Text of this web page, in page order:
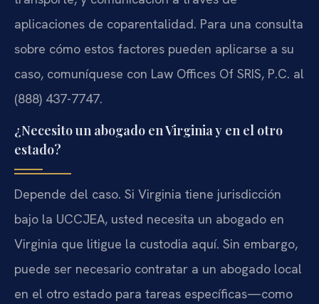
aplicaciones de coparentalidad. Para una consulta
sobre cómo estos factores pueden aplicarse a su
caso, comuníquese con Law Offices Of SRIS, P.C. al
(888) 437-7747.
¿Necesito un abogado en Virginia y en el otro
estado?
Depende del caso. Si Virginia tiene jurisdicción
bajo la UCCJEA, usted necesita un abogado en
Virginia que litigue la custodia aquí. Sin embargo,
puede ser necesario contratar a un abogado local
en el otro estado para tareas específicas—como